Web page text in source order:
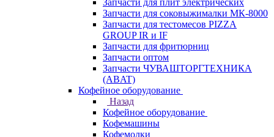
Запчасти для плит электрических
Запчасти для соковыжималки МК-8000
Запчасти для тестомесов PIZZA
GROUP IR и IF
Запчасти для фритюрниц
Запчасти оптом
Запчасти ЧУВАШТОРГТЕХНИКА
(ABAT)
Кофейное оборудование
Назад
Кофейное оборудование
Кофемашины
Кофемолки